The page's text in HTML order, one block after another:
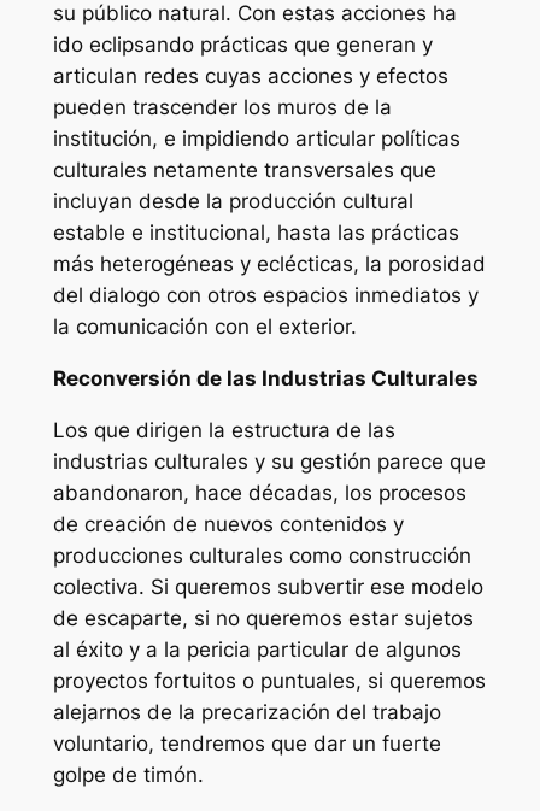
su público natural. Con estas acciones ha
ido eclipsando prácticas que generan y
articulan redes cuyas acciones y efectos
pueden trascender los muros de la
institución, e impidiendo articular políticas
culturales netamente transversales que
incluyan desde la producción cultural
estable e institucional, hasta las prácticas
más heterogéneas y eclécticas, la porosidad
del dialogo con otros espacios inmediatos y
la comunicación con el exterior.
Reconversión de las Industrias Culturales
Los que dirigen la estructura de las
industrias culturales y su gestión parece que
abandonaron, hace décadas, los procesos
de creación de nuevos contenidos y
producciones culturales como construcción
colectiva. Si queremos subvertir ese modelo
de escaparte, si no queremos estar sujetos
al éxito y a la pericia particular de algunos
proyectos fortuitos o puntuales, si queremos
alejarnos de la precarización del trabajo
voluntario, tendremos que dar un fuerte
golpe de timón.